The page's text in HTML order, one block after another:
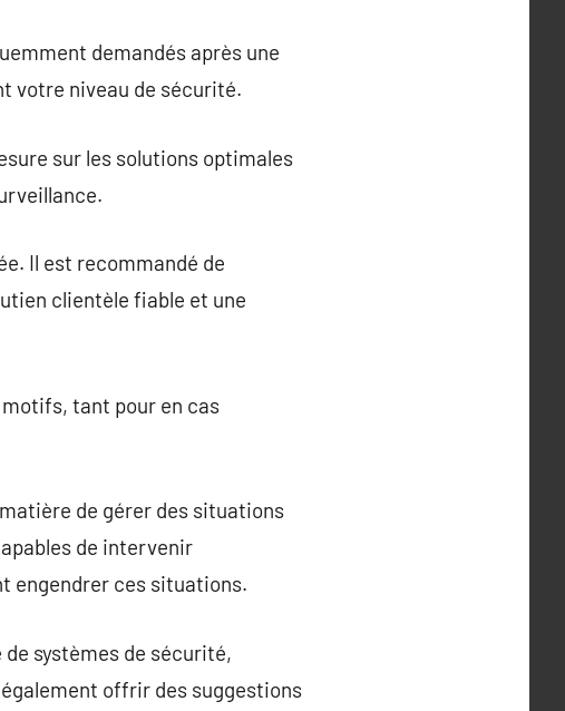
demandés après une
votre niveau de sécurité.
sur les solutions optimales
Il est recommandé de
clientèle fiable et une
tant pour en cas
de gérer des situations
de intervenir
engendrer ces situations.
systèmes de sécurité,
offrir des suggestions